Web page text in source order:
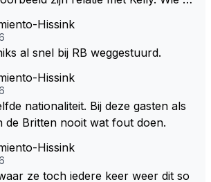
al een kleine heeft van een voorm
leeftijd van 23 jaar? Hij doet dingen
er in Hongarije een uitje voor zijn t
leeftijd is hij al eigenaar van een su
Hij is niet alleen speciaal in de aut
Hissink
al snel bij RB weggestuurd.
Hissink
nationaliteit. Bij deze gasten als
de Britten nooit wat fout doen.
Hissink
ze toch iedere keer weer dit so